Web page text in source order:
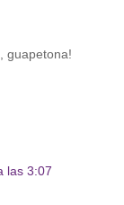
guapetona!
las 3:07